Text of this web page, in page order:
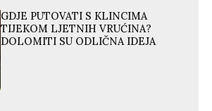
GDJE PUTOVATI S KLINCIMA
TIJEKOM LJETNIH VRUĆINA?
DOLOMITI SU ODLIČNA IDEJA